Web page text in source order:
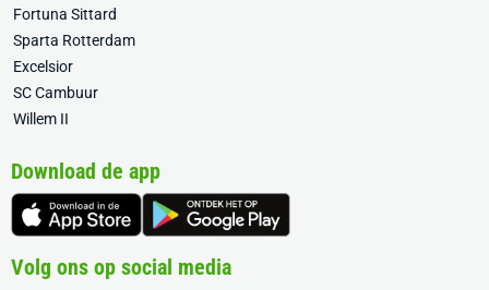
Fortuna Sittard
Sparta Rotterdam
Excelsior
SC Cambuur
Willem II
Download de app
Volg ons op social media